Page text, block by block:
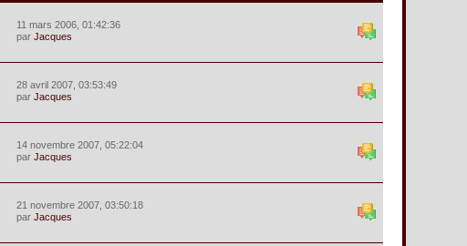
11 mars 2006, 01:42:36
parJacques
28 avril 2007, 03:53:49
parJacques
14 novembre 2007, 05:22:04
parJacques
21 novembre 2007, 03:50:18
parJacques